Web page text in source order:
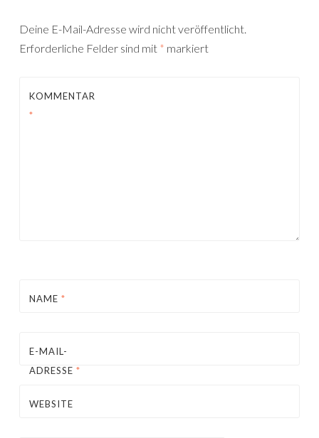
Deine E-Mail-Adresse wird nicht veröffentlicht.
Erforderliche Felder sind mit * markiert
KOMMENTAR
*
NAME *
E-MAIL-
ADRESSE *
WEBSITE